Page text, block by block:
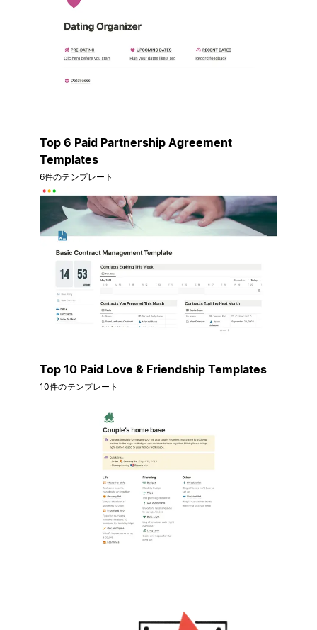
Top 6 Paid Partnership Agreement
Templates
6件のテンプレート
Top 10 Paid Love & Friendship Templates
10件のテンプレート